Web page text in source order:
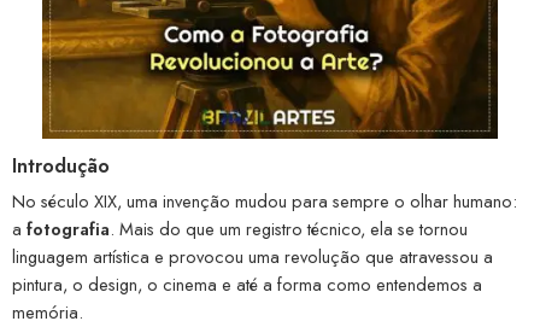
Introdução
No século XIX, uma invenção mudou para sempre o olhar humano:
a fotografia. Mais do que um registro técnico, ela se tornou
linguagem artística e provocou uma revolução que atravessou a
pintura, o design, o cinema e até a forma como entendemos a
memória.